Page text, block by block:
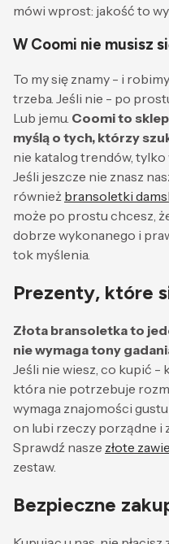
mówi wprost: jakość to
W Coomi nie musisz
To my się znamy - i
trzeba. Jeśli nie - po
Lub jemu. Coomi to
myślą o tych, którzy
nie katalog trendów, tylko
Jeśli jeszcze nie znasz
również bransoletki
może po prostu chcesz,
dobrze wykonanego i
tok myślenia.
Prezenty, które
Złota bransoletka to
nie wymaga tony
Jeśli nie wiesz, co kupić -
która nie potrzebuje
wymaga znajomości
on lubi rzeczy porządne i
Sprawdź nasze złote
zestaw.
Bezpieczne